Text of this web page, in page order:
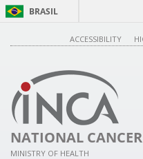
BRASIL
ACCESSIBILITY
NATIONAL
MINISTRY OF HEALTH